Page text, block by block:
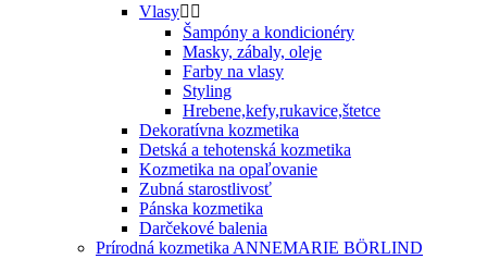
Vlasy 
Šampóny a kondicionéry
Masky, zábaly, oleje
Farby na vlasy
Styling
Hrebene,kefy,rukavice,štetce
Dekoratívna kozmetika
Detská a tehotenská kozmetika
Kozmetika na opaľovanie
Zubná starostlivosť
Pánska kozmetika
Darčekové balenia
Prírodná kozmetika ANNEMARIE BÖRLIND